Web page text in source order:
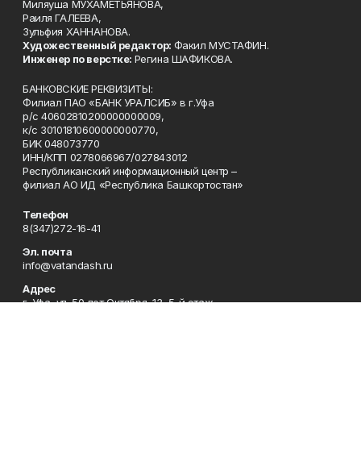
Миляуша МУХАМЕТЬЯНОВА,
Раиля ГАЛЕЕВА,
Зульфия ХАННАНОВА.
Художественный редактор: Факил МУСТАФИН.
Инженер по верстке: Регина ШАФИКОВА.
БАНКОВСКИЕ РЕКВИЗИТЫ:
Филиал ПАО «БАНК УРАЛСИБ» в г.Уфа
р/с 40602810200000000009,
к/с 30101810600000000770,
БИК 048073770
ИНН/КПП 0278066967/027843012
Республиканский информационный центр –
филиал АО ИД «Республика Башкортостан»
Телефон
8(347)272-16-41
Эл. почта
info@vatandash.ru
Адрес
г. Уфа, ул. 50 лет Октября, 13, 5-й этаж